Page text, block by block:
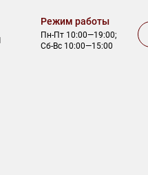
Режим работы
Пн-Пт 10:00—19:00;
Сб-Вс 10:00—15:00